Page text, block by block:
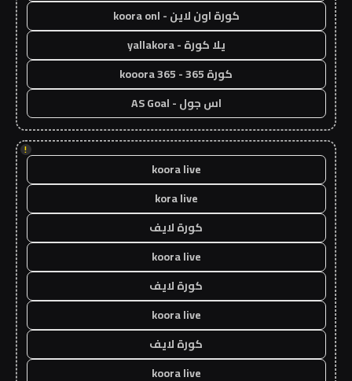
كورة اون لاين - koora onl
يلا كورة - yallakora
كورة 365 - kooora 365
اس جول - AS Goal
!
koora live
kora live
كورة لايف
koora live
كورة لايف
koora live
كورة لايف
koora live